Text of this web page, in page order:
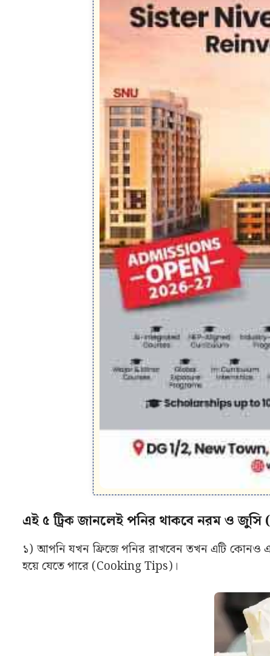
এই ৫ ট্রিক জানলেই পনির থাকবে নরম ও
১) আপনি যখন ফ্রিজে পনির রাখবেন তখন এটি কোনও
হয়ে যেতে পারে (Cooking Tips)।